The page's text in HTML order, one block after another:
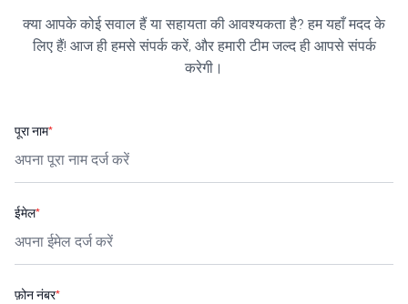
क्या आपके कोई सवाल हैं या सहायता की आवश्यकता है? हम यहाँ मदद के
लिए हैं! आज ही हमसे संपर्क करें, और हमारी टीम जल्द ही आपसे संपर्क
करेगी।
पूरा नाम*
ईमेल*
फ़ोन नंबर*